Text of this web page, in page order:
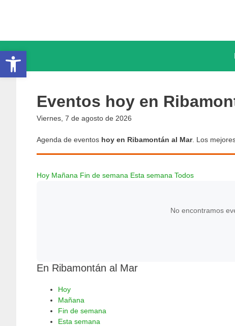
Abrir barra de herramientas
Eventos hoy en
Viernes, 7 de agosto de 2026
Agenda de eventos hoy en Ribamontán al Mar. Los
Hoy Mañana Fin de semana Esta semana Todos
No encontramos
En Ribamontán al Mar
Hoy
Mañana
Fin de semana
Esta semana